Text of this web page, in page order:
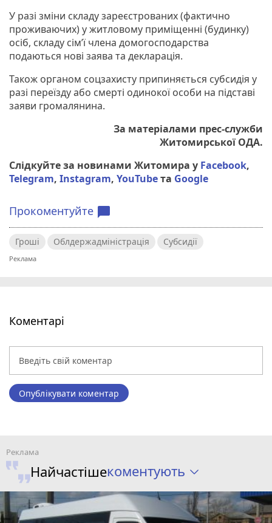
У разі зміни складу зареєстрованих (фактично
проживаючих) у житловому приміщенні (будинку)
осіб, складу сім’ї члена домогосподарства
подаються нові заява та декларація.
Також органом соцзахисту припиняється субсидія у
разі переїзду або смерті одинокої особи на підставі
заяви громалянина.
За матеріалами прес-служби
Житомирської ОДА.
Слідкуйте за новинами Житомира у Facebook,
Telegram, Instagram, YouTubeта Google
Прокоментуйте chat_bubble
Гроші Облдержадміністрація Субсидії
Коментарі
Опублікувати коментар
Найчастішекоментують